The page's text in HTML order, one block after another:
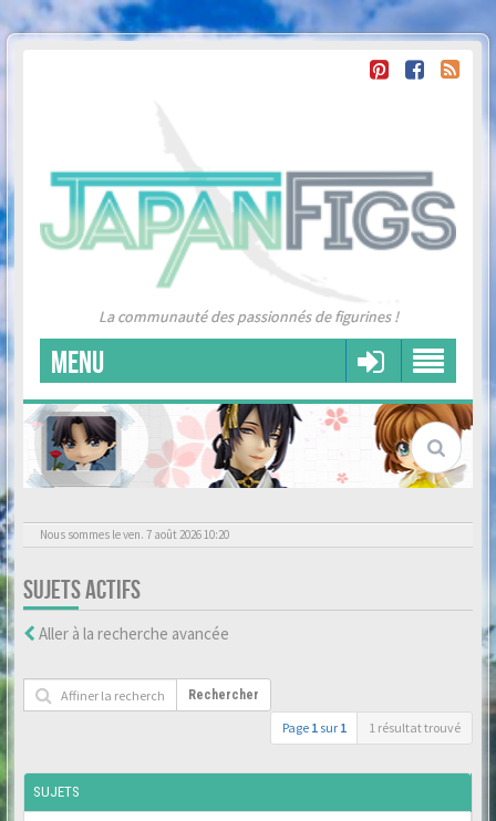
La communauté des passionnés de figurines !
MENU
Nous sommes le ven. 7 août 2026 10:20
SUJETS ACTIFS
Aller à la recherche avancée
Rechercher
Page 1 sur 1 1 résultat trouvé
SUJETS